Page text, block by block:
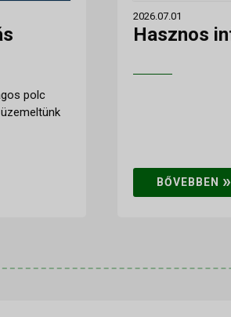
polc
2026.07.01
Hasznos
BŐVEBBEN »